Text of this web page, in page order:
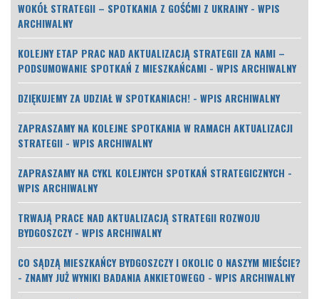
WOKÓŁ STRATEGII – SPOTKANIA Z GOŚĆMI Z UKRAINY - WPIS
ARCHIWALNY
KOLEJNY ETAP PRAC NAD AKTUALIZACJĄ STRATEGII ZA NAMI –
PODSUMOWANIE SPOTKAŃ Z MIESZKAŃCAMI - WPIS ARCHIWALNY
DZIĘKUJEMY ZA UDZIAŁ W SPOTKANIACH! - WPIS ARCHIWALNY
ZAPRASZAMY NA KOLEJNE SPOTKANIA W RAMACH AKTUALIZACJI
STRATEGII - WPIS ARCHIWALNY
ZAPRASZAMY NA CYKL KOLEJNYCH SPOTKAŃ STRATEGICZNYCH -
WPIS ARCHIWALNY
TRWAJĄ PRACE NAD AKTUALIZACJĄ STRATEGII ROZWOJU
BYDGOSZCZY - WPIS ARCHIWALNY
CO SĄDZĄ MIESZKAŃCY BYDGOSZCZY I OKOLIC O NASZYM MIEŚCIE?
- ZNAMY JUŻ WYNIKI BADANIA ANKIETOWEGO - WPIS ARCHIWALNY